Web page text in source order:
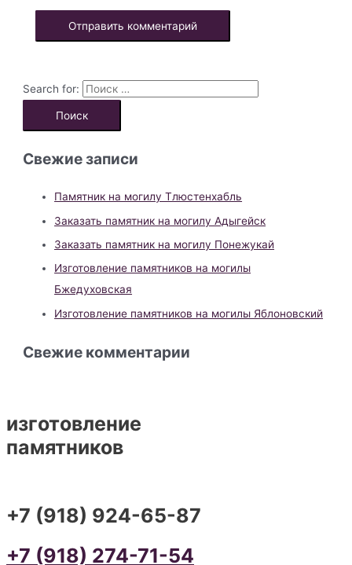
Search for:
Свежие записи
Памятник на могилу Тлюстенхабль
Заказать памятник на могилу Адыгейск
Заказать памятник на могилу Понежукай
Изготовление памятников на могилы
Бжедуховская
Изготовление памятников на могилы Яблоновский
Свежие комментарии
изготовление
памятников
+7 (918) 924-65-87
+7 (918) 274-71-54